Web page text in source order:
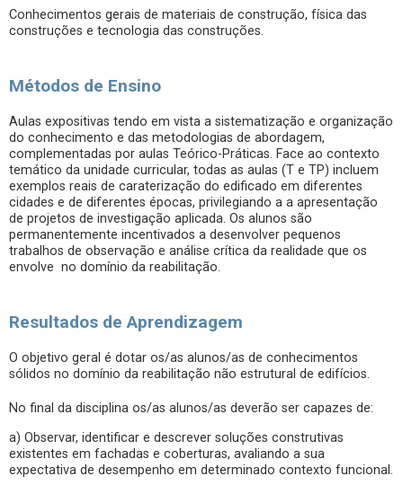
Conhecimentos gerais de materiais de construção, física das
construções e tecnologia das construções.
Métodos de Ensino
Aulas expositivas tendo em vista a sistematização e organização
do conhecimento e das metodologias de abordagem,
complementadas por aulas Teórico-Práticas. Face ao contexto
temático da unidade curricular, todas as aulas (T e TP) incluem
exemplos reais de caraterização do edificado em diferentes
cidades e de diferentes épocas, privilegiando a a apresentação
de projetos de investigação aplicada. Os alunos são
permanentemente incentivados a desenvolver pequenos
trabalhos de observação e análise crítica da realidade que os
envolve no domínio da reabilitação.
Resultados de Aprendizagem
O objetivo geral é dotar os/as alunos/as de conhecimentos
sólidos no domínio da reabilitação não estrutural de edifícios.
No final da disciplina os/as alunos/as deverão ser capazes de:
a) Observar, identificar e descrever soluções construtivas
existentes em fachadas e coberturas, avaliando a sua
expectativa de desempenho em determinado contexto funcional.